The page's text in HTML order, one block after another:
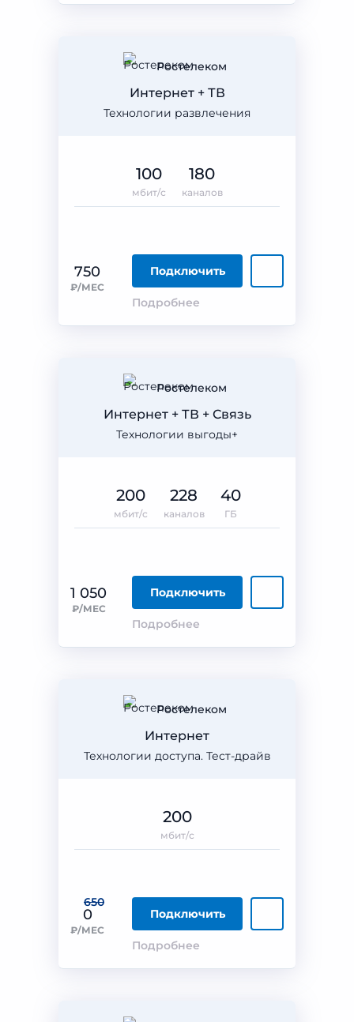
Ростелеком
Технологии развлечения
Интернет + ТВ
750
₽/МЕС
Подключить
Подробнее
100
мбит/с
180
каналов
Ростелеком
Технологии выгоды+
Интернет + ТВ + Связь
1 050
₽/МЕС
Подключить
Подробнее
200
мбит/с
228
каналов
40
ГБ
Ростелеком
Технологии доступа. Тест-драйв
Интернет
650
0
₽/МЕС
Подключить
Подробнее
200
мбит/с